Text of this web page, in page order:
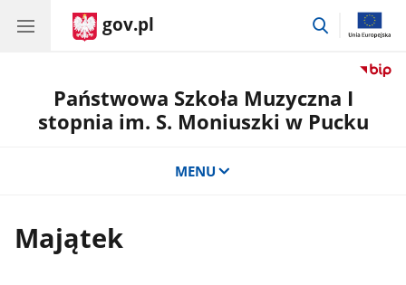
gov.pl
przejdź
Państwowa Szkoła Muzyczna I
stopnia im. S. Moniuszki w Pucku
MENU
Majątek